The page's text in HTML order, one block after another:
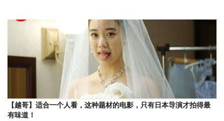
【越哥】适合一个人看，这种题材的电影，只有日本导演才拍得最
有味道！